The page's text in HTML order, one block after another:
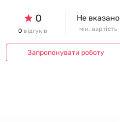
0
0 відгуків
Не вказано
мін. вартість
Запропонувати роботу